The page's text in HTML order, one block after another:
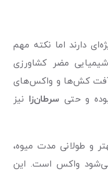
دارند اما نکته مهم
مضر کشاورزی
آفت کش‌ها و واکس‌های
و حتی سرطان‌زا نیز
و طولانی مدت میوه،
می‌شود واکس است. این